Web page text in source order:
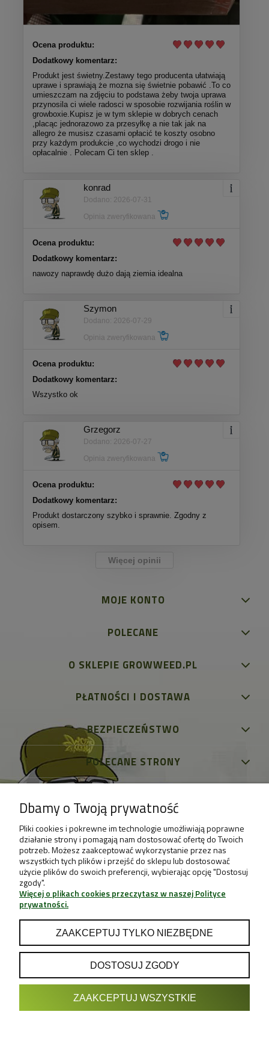
Ocena produktu:
Dodatkowy komentarz:
Produkt jest świetny.Zestawy tego producenta ułatwiają
uprawe i sprawiają że mozna się świetnie pobawić .To co
umieszczam na zdjęciu to podstawa żeby twoja uprawa
przynosila ci wiele radosci w sposobie rozwijania roślin w
growboxie.Kupisz je w tym sklepie w dobrych cenach
,placąc jednorazowo za przesyłkę a nie tak jak na
allegro że musisz czasami opłacić te koszty osobno
przy każdym produkcie ,co wychodzi drogo i nie
opłacalnie . Polecam Ci ten sklep .
konrad
Dodano: 2026-07-31
Opinia zweryfikowana
Ocena produktu:
Dodatkowy komentarz:
nawozy naprawdę dużo dają ziemia idealna
Szymon
Dodano: 2026-07-29
Opinia zweryfikowana
Ocena produktu:
Dodatkowy komentarz:
Wszystko ok
Grzegorz
Dodano: 2026-07-27
Opinia zweryfikowana
Ocena produktu:
Dodatkowy komentarz:
Produkt dostarczony szybko i sprawnie. Zgodny z
opisem.
Więcej opinii
MOJE KONTO
POLECANE
O SKLEPIE GROWWEED.PL
PŁATNOŚCI I DOSTAWA
BEZPIECZEŃSTWO
POLECANE STRONY
Projekt & Support:GRUPA
POKAŻ PEŁNĄ WERSJĘ STRONY
Sklep internetowy Shoper.pl
Dbamy o Twoją prywatność
Pliki cookies i pokrewne im technologie umożliwiają poprawne
działanie strony i pomagają nam dostosować ofertę do Twoich
potrzeb. Możesz zaakceptować wykorzystanie przez nas
wszystkich tych plików i przejść do sklepu lub dostosować
użycie plików do swoich preferencji, wybierając opcję "Dostosuj
zgody".
Więcej o plikach cookies przeczytasz w naszej Polityce
prywatności.
ZAAKCEPTUJ TYLKO NIEZBĘDNE
DOSTOSUJ ZGODY
ZAAKCEPTUJ WSZYSTKIE